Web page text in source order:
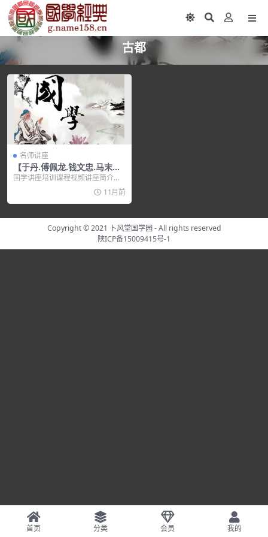
古都
名师讲座
【于丹.傅佩龙.钱文忠.马末都.
蒙曼】名人名城
国学讲座培训课程视频讲座简介：
神秘的加德满都 毕淑敏 临安旧梦
11月前
Copyright © 2021 卜风堂国学园- All rights reserved
陕ICP备15009415号-1
首页 分类 会员 我的